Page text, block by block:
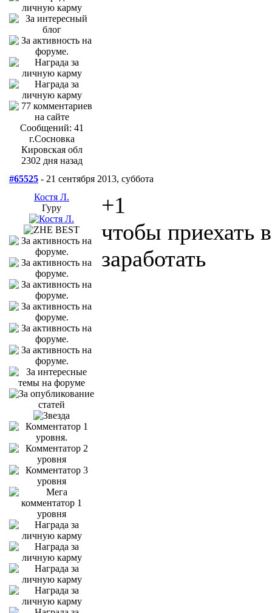
Сообщений: 41
г.Сосновка
Кировская обл
2302 дня назад
#65525 - 21 сентября 2013, суббота
Костя Л.
Гуру
+1
чтобы приехать
заработать